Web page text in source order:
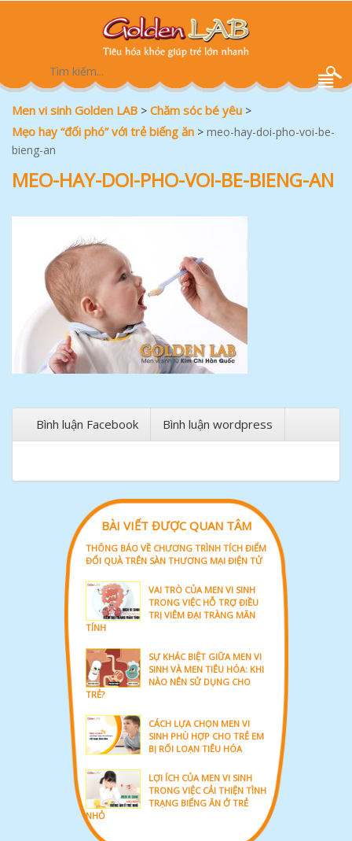
Men vi sinh Golden LAB > Chăm sóc bé yêu >
Mẹo hay “đối phó” với trẻ biếng ăn > meo-hay-doi-pho-voi-be-
bieng-an
MEO-HAY-DOI-PHO-VOI-BE-BIENG-AN
Bình luận Facebook Bình luận wordpress
BÀI VIẾT ĐƯỢC QUAN TÂM
THÔNG BÁO VỀ CHƯƠNG TRÌNH TÍCH ĐIỂM
ĐỔI QUÀ TRÊN SÀN THƯƠNG MẠI ĐIỆN TỬ
VAI TRÒ CỦA MEN VI SINH
TRONG VIỆC HỖ TRỢ ĐIỀU
TRỊ VIÊM ĐẠI TRÀNG MÃN
TÍNH
SỰ KHÁC BIỆT GIỮA MEN VI
SINH VÀ MEN TIÊU HÓA: KHI
NÀO NÊN SỬ DỤNG CHO
TRẺ?
CÁCH LỰA CHỌN MEN VI
SINH PHÙ HỢP CHO TRẺ EM
BỊ RỐI LOẠN TIÊU HÓA
LỢI ÍCH CỦA MEN VI SINH
TRONG VIỆC CẢI THIỆN TÌNH
TRẠNG BIẾNG ĂN Ở TRẺ
NHỎ